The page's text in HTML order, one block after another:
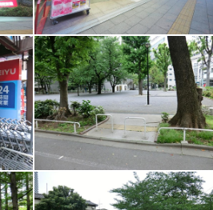
造られているため、頑丈で耐震性
音性も優れています。また、耐用
高いです。